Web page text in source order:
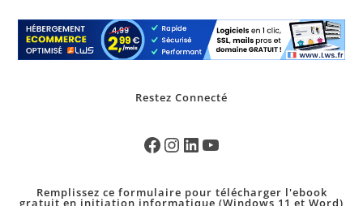
Restez Connecté
Remplissez ce formulaire pour télécharger l'ebook
gratuit en initiation informatique (Windows 11 et Word)